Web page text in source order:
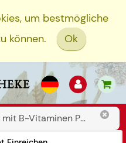
um bestmögliche
können.
Ok